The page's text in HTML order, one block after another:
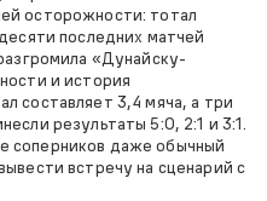
осторожности: тотал
последних матчей
«Дунайску-
и история
составляет 3,4 мяча, а три
результаты 5:0, 2:1 и 3:1.
соперников даже обычный
встречу на сценарий с